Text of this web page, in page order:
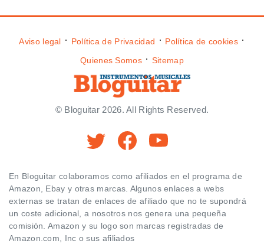
Aviso legal ⋅ Política de Privacidad ⋅ Política de cookies ⋅
Quienes Somos ⋅ Sitemap
© Bloguitar 2026. All Rights Reserved.
En Bloguitar colaboramos como afiliados en el programa de
Amazon, Ebay y otras marcas. Algunos enlaces a webs
externas se tratan de enlaces de afiliado que no te supondrá
un coste adicional, a nosotros nos genera una pequeña
comisión. Amazon y su logo son marcas registradas de
Amazon.com, Inc o sus afiliados